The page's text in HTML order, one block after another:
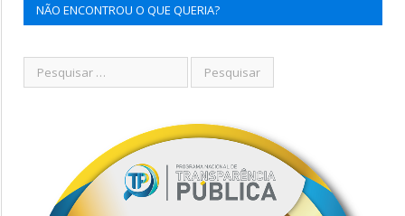
NÃO ENCONTROU O QUE QUERIA?